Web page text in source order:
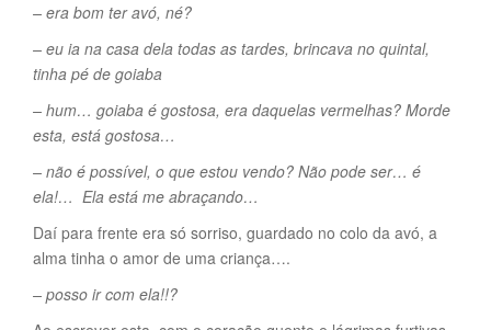
– era bom ter avó, né?
– eu ia na casa dela todas as tardes, brincava no quintal,
tinha pé de goiaba
– hum… goiaba é gostosa, era daquelas vermelhas? Morde
esta, está gostosa…
– não é possível, o que estou vendo? Não pode ser… é
ela!… Ela está me abraçando…
Daí para frente era só sorriso, guardado no colo da avó, a
alma tinha o amor de uma criança….
– posso ir com ela!!?